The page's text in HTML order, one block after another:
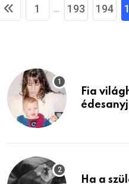
1 ... 193 194
Fia
Ha a